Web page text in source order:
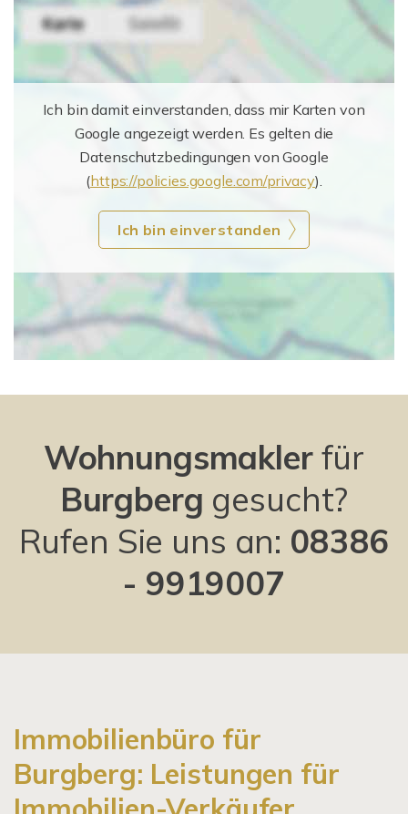
Ich bin damit einverstanden, dass mir Karten von
Google angezeigt werden. Es gelten die
Datenschutzbedingungen von Google
(https://policies.google.com/privacy).
Ich bin einverstanden
Wohnungsmaklerfür
Burgberg gesucht?
Rufen Sie uns an: 08386
- 9919007
Immobilienbüro für
Burgberg: Leistungen für